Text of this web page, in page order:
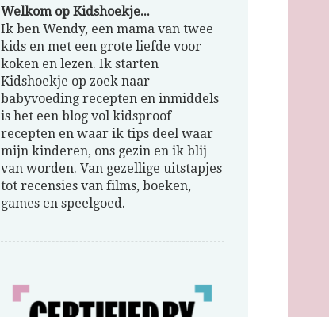
Welkom op Kidshoekje...
Ik ben Wendy, een mama van twee
kids en met een grote liefde voor
koken en lezen. Ik starten
Kidshoekje op zoek naar
babyvoeding recepten en inmiddels
is het een blog vol kidsproof
recepten en waar ik tips deel waar
mijn kinderen, ons gezin en ik blij
van worden. Van gezellige uitstapjes
tot recensies van films, boeken,
games en speelgoed.